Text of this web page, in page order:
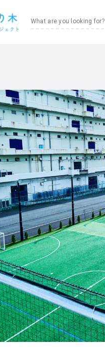
What are you looking for?